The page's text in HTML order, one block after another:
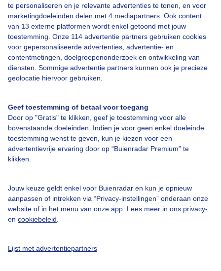
te personaliseren en je relevante advertenties te tonen, en voor
marketingdoeleinden delen met 4 mediapartners. Ook content
van 13 externe platformen wordt enkel getoond met jouw
toestemming. Onze 114 advertentie partners gebruiken cookies
voor gepersonaliseerde advertenties, advertentie- en
contentmetingen, doelgroepenonderzoek en ontwikkeling van
diensten. Sommige advertentie partners kunnen ook je precieze
geolocatie hiervoor gebruiken.
Geef toestemming of betaal voor toegang
Door op "Gratis" te klikken, geef je toestemming voor alle
bovenstaande doeleinden. Indien je voor geen enkel doeleinde
toestemming wenst te geven, kun je kiezen voor een
advertentievrije ervaring door op “Buienradar Premium” te
klikken.
Jouw keuze geldt enkel voor Buienradar en kun je opnieuw
aanpassen of intrekken via “Privacy-instellingen” onderaan onze
website of in het menu van onze app. Lees meer in ons privacy-
en cookiebeleid
Lijst met advertentiepartners
Over Buienradar
Veelgestelde vragen
Contact
Toegankelijkheid
Gebruikersvoorwaarden
Buienradar Team
Privacy beleid